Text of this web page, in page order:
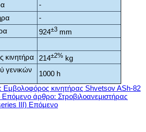
-
-
924±3mm
κινητήρα
214±2% kg
γενικών
1000 h
κινητήρας Shvetsov ASh-82
Επόμενο άρθρο: Στροβιλοανεμιστήρας
III) Επόμενο